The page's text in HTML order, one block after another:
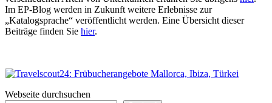
Im EP-Blog werden in Zukunft weitere Erlebnisse zur
„Katalogsprache“ veröffentlicht werden. Eine Übersicht dieser
Beiträge finden Sie hier.
Webseite durchsuchen